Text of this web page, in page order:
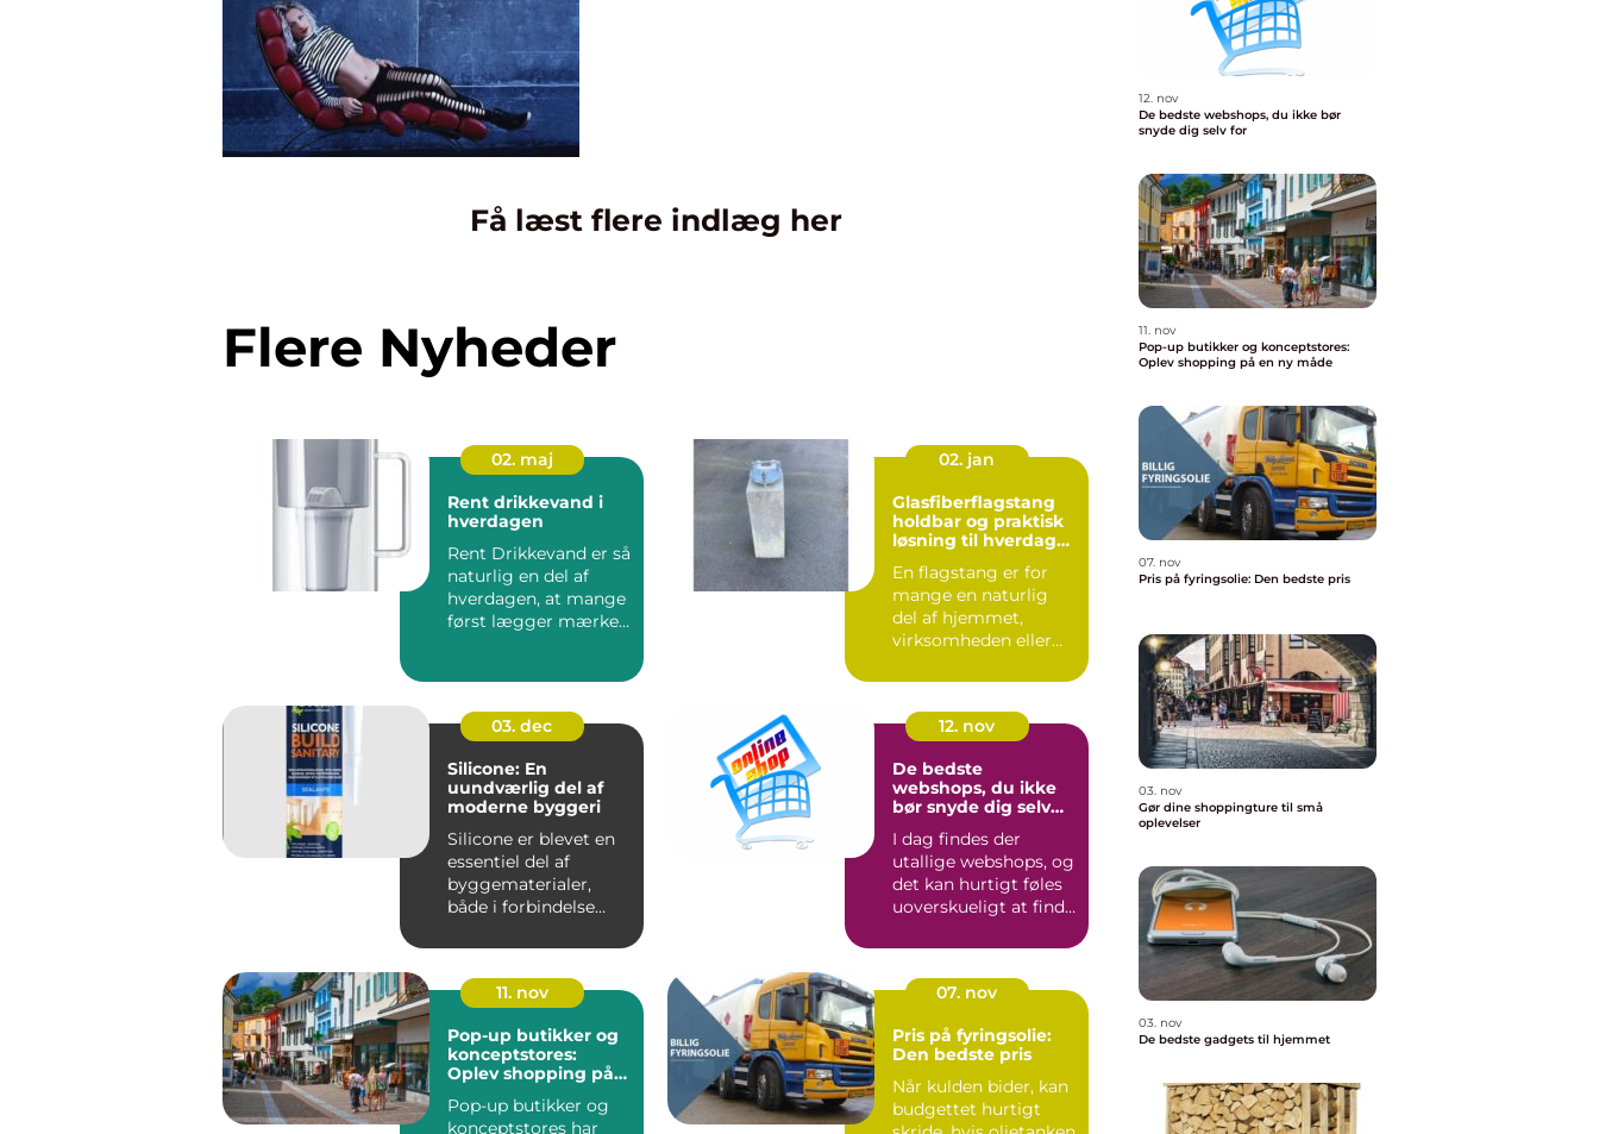
Få læst flere indlæg her
Flere Nyheder
02. maj
Rent drikkevand i
hverdagen
Rent Drikkevand er så
naturlig en del af
hverdagen, at mange
først lægger mærke
02. jan
Glasfiberflagstang
holdbar og praktisk
løsning til hverdag
En flagstang er for
mange en naturlig
del af hjemmet,
virksomheden eller
markerer hø...
03. dec
Silicone: En
uundværlig del af
moderne byggeri
Silicone er blevet en
essentiel del af
byggematerialer,
både i forbindelse
re...
12. nov
De bedste
webshops, du ikke
bør snyde dig selv
I dag findes der
utallige webshops, og
det kan hurtigt føles
uoverskueligt at finde
11. nov
Pop-up butikker og
konceptstores:
Oplev shopping på
Pop-up butikker og
konceptstores har
07. nov
Pris på fyringsolie:
Den bedste pris
Når kulden bider, kan
budgettet hurtigt
12. nov
De bedste webshops, du ikke bør
snyde dig selv for
11. nov
Pop-up butikker og konceptstores:
Oplev shopping på en ny måde
07. nov
Pris på fyringsolie: Den bedste pris
03. nov
Gør dine shoppingture til små
oplevelser
03. nov
De bedste gadgets til hjemmet